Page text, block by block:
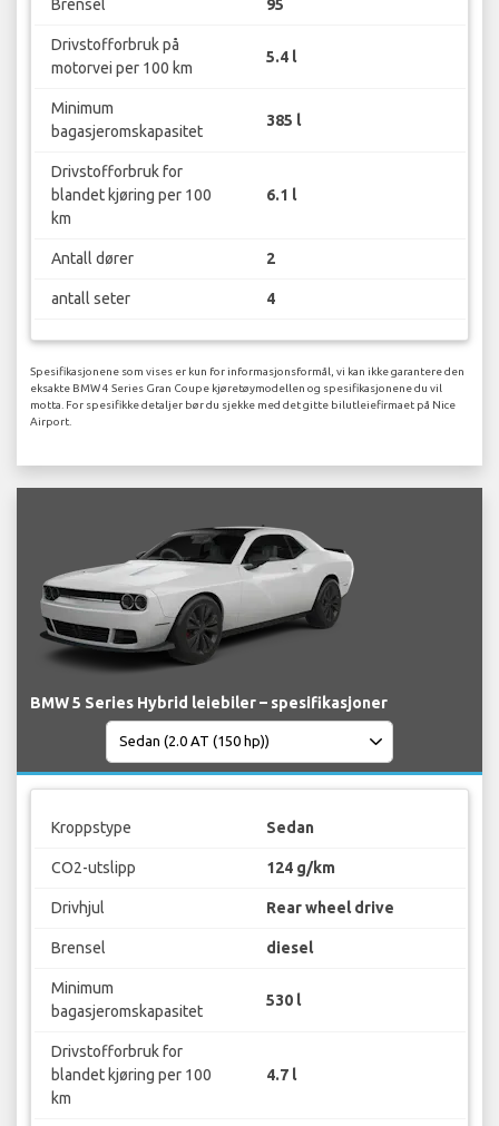
Brensel 95
Drivstofforbruk på
motorvei per 100 km
5.4 l
Minimum
bagasjeromskapasitet
385 l
Drivstofforbruk for
blandet kjøring per 100
km
6.1 l
Antall dører 2
antall seter 4
Spesifikasjonene som vises er kun for informasjonsformål, vi kan ikke garantere den
eksakte BMW 4 Series Gran Coupe kjøretøymodellen og spesifikasjonene du vil
motta. For spesifikke detaljer bør du sjekke med det gitte bilutleiefirmaet på Nice
Airport.
BMW 5 Series Hybrid leiebiler – spesifikasjoner
Kroppstype Sedan
CO2-utslipp 124 g/km
Drivhjul Rear wheel drive
Brensel diesel
Minimum
bagasjeromskapasitet
530 l
Drivstofforbruk for
blandet kjøring per 100
km
4.7 l